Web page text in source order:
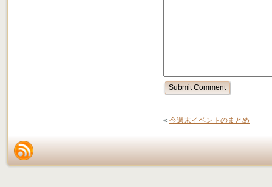
« 今週末イベントのまとめ